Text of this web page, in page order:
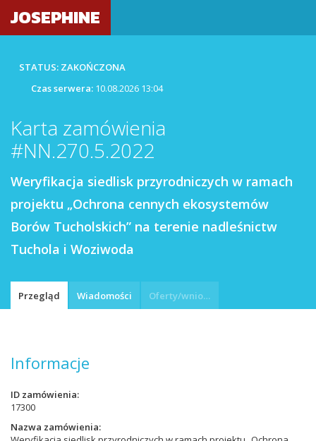
JOSEPHINE
STATUS: ZAKOŃCZONA
Czas serwera: 10.08.2026 13:04
Karta zamówienia
#NN.270.5.2022
Weryfikacja siedlisk przyrodniczych w ramach
projektu „Ochrona cennych ekosystemów
Borów Tucholskich” na terenie nadleśnictw
Tuchola i Woziwoda
Przegląd Wiadomości Oferty/wnioski
Informacje
ID zamówienia
17300
Nazwa zamówienia